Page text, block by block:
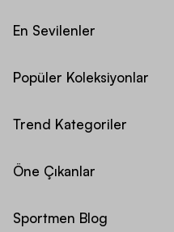
En Sevilenler
Popüler Koleksiyonlar
Trend Kategoriler
Öne Çıkanlar
Sportmen Blog